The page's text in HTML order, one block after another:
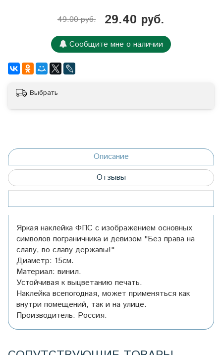
49.00 руб. 29.40 руб.
Сообщите мне о наличии
Выбрать
Описание
Отзывы
Яркая наклейка ФПС с изображением основных
символов пограничника и девизом "Без права на
славу, во славу державы!"
Диаметр: 15см.
Материал: винил.
Устойчивая к выцветанию печать.
Наклейка всепогодная, может применяться как
внутри помещений, так и на улице.
Производитель: Россия.